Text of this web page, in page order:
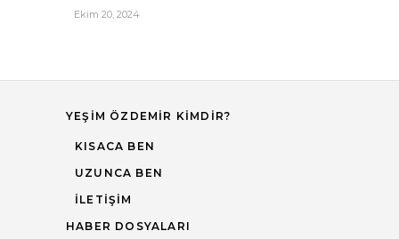
Ekim 20, 2024
YEŞIM ÖZDEMIR KIMDIR?
KISACA BEN
UZUNCA BEN
İLETIŞIM
HABER DOSYALARI